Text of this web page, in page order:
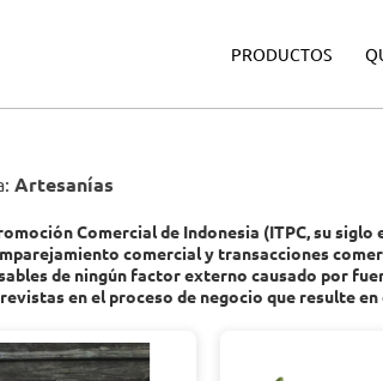
PRODUCTOS
Artesanías
Comercial de Indonesia (ITPC, su
comercial y transacciones
de ningún factor externo causado por
en el proceso de negocio que resulte